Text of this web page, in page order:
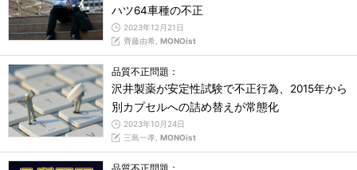
ハツ64車種の不正
2023年12月21日
齊藤由希, MONOist
品質不正問題：
沢井製薬が安定性試験で不正行為、2015年から
別カプセルへの詰め替えが常態化
2023年10月24日
三島一孝, MONOist